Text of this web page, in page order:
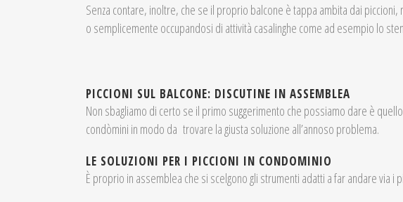
Senza contare, inoltre, che se il proprio balcone è tappa ambita dai
o semplicemente occupandosi di attività casalinghe come ad esempio lo
PICCIONI SUL BALCONE: DISCUTINE IN ASSEMBLEA
Non sbagliamo di certo se il primo suggerimento che possiamo dare è
condòmini in modo da trovare la giusta soluzione all’annoso problema.
LE SOLUZIONI PER I PICCIONI IN CONDOMINIO
È proprio in assemblea che si scelgono gli strumenti adatti a far andare via i